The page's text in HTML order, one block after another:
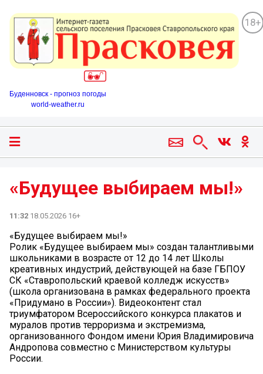
18+
Буденновск - прогноз погоды
world-weather.ru
«Будущее выбираем мы!»
11:32 18.05.2026 16+
«Будущее выбираем мы!»
Ролик «Будущее выбираем мы» создан талантливыми
школьниками в возрасте от 12 до 14 лет Школы
креативных индустрий, действующей на базе ГБПОУ
СК «Ставропольский краевой колледж искусств»
(школа организована в рамках федерального проекта
«Придумано в России»). Видеоконтент стал
триумфатором Всероссийского конкурса плакатов и
муралов против терроризма и экстремизма,
организованного Фондом имени Юрия Владимировича
Андропова совместно с Министерством культуры
России.